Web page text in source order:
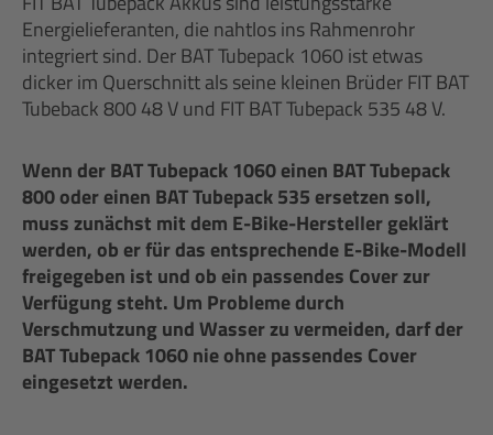
Energielieferanten, die nahtlos ins Rahmenrohr
integriert sind. Der BAT Tubepack 1060 ist etwas
dicker im Querschnitt als seine kleinen Brüder FIT BAT
Tubeback 800 48 V und FIT BAT Tubepack 535 48 V.
Wenn der BAT Tubepack 1060 einen BAT Tubepack
800 oder einen BAT Tubepack 535 ersetzen soll,
muss zunächst mit dem E-Bike-Hersteller geklärt
werden, ob er für das entsprechende E-Bike-Modell
freigegeben ist und ob ein passendes Cover zur
Verfügung steht. Um Probleme durch
Verschmutzung und Wasser zu vermeiden, darf der
BAT Tubepack 1060 nie ohne passendes Cover
eingesetzt werden.